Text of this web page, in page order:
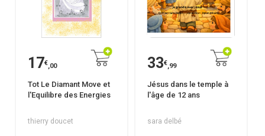
17€,00
Tot Le Diamant Move et
l'Equilibre des Energies
thierry doucet
33€,99
Jésus dans le temple à
l'âge de 12 ans
sara delbé